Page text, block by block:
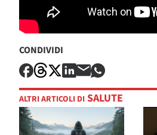
CONDIVIDI
ALTRI ARTICOLI DI SALUTE